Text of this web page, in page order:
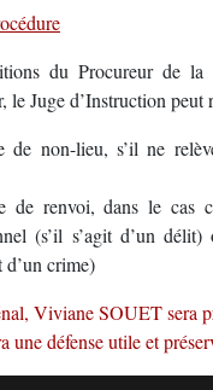
du Procureur de la
le Juge d’Instruction peut
de non-lieu, s’il ne
de renvoi, dans le cas
(s’il s’agit d’un
d’un crime)
Viviane SOUET sera
une défense utile et